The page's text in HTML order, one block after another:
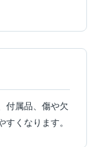
付属品、傷や欠
くなります。